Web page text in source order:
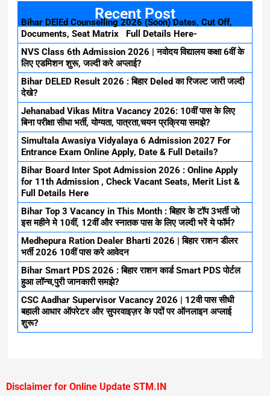
Recent Post
Bihar DElEd Counselling 2026 (Soon) Dates, Cut Off,
Documents, Seat Matrix Full Details Here-
NVS Class 6th Admission 2026 | नवोदय विद्यालय कक्षा 6वीं के
लिए एडमिशन शुरू, जल्दी करे अप्लाई?
Bihar DELED Result 2026 : बिहार Deled का रिजल्ट जारी जल्दी
देखे?
Jehanabad Vikas Mitra Vacancy 2026: 10वीं पास के लिए
बिना परीक्षा सीधा भर्ती, योग्यता, पात्रता,चयन प्रक्रिया समझे?
Simultala Awasiya Vidyalaya 6 Admission 2027 For
Entrance Exam Online Apply, Date & Full Details?
Bihar Board Inter Spot Admission 2026 : Online Apply
for 11th Admission , Check Vacant Seats, Merit List &
Full Details Here
Bihar Top 3 Vacancy in This Month : बिहार के टॉप 3भर्ती जो
इस महीने मे 10वीं, 12वीं और स्नातक पास के लिए जल्दी भरें ये फॉर्म?
Medhepura Ration Dealer Bharti 2026 | बिहार राशन डीलर
भर्ती 2026 10वीं पास करे आवेदन
Bihar Smart PDS 2026 : बिहार राशन कार्ड Smart PDS पोर्टल
हुआ लॉन्च,पुरी जानकारी समझे?
CSC Aadhar Supervisor Vacancy 2026 | 12वी पास सीधी
बहाली आधार ऑपरेटर और सुपरवाइज़र के पदों पर ऑनलाइन अप्लाई
शुरू?
Disclaimer for Online Update STM.IN